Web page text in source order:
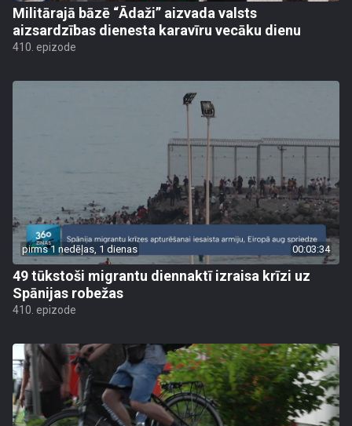
Militārajā bāzē “Ādaži” aizvada valsts
aizsardzības dienesta karavīru vecāku dienu
410. epizode
pirms 1 nedēļas, 1 dienas 00:03:34
49 tūkstoši migrantu diennaktī izraisa krīzi uz
Spānijas robežas
410. epizode